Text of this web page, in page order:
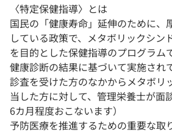
〈特定保健指導〉とは
国民の「健康寿命」延伸のために、
している政策で、メタボリックシン
を目的とした保健指導のプログラムで
健康診断の結果に基づいて実施され
診査を受けた方のなかからメタボリ
当した方に対して、管理栄養士が面
6カ月程度おこないます）
予防医療を推進するための重要な取